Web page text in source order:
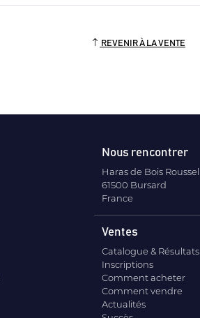
REVENIR À LA VENTE
Nous rencontrer
Haras de Bois Roussel
61500 Bursard
France
Ventes
Catalogue & Résultats
Inscriptions
Comment acheter
Comment vendre
Actualités